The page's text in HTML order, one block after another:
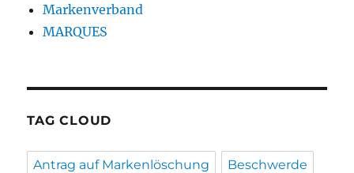
Markenverband
MARQUES
TAG CLOUD
Antrag auf Markenlöschung Beschwerde